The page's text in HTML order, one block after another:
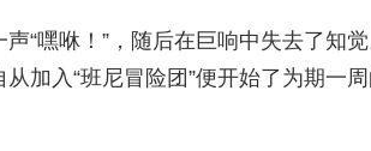
“嘿咻！”，随后在巨响中失去了
加入“班尼冒险团”便开始了为期